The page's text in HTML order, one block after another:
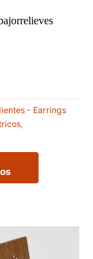
- Earrings
,